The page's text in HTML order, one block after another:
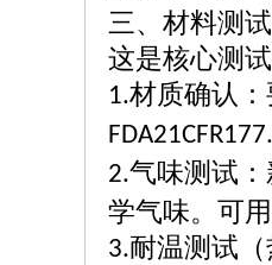
三、材料测试
这是核心测
1.材质确认
2.气味测试
学气味。可
3.耐温测试